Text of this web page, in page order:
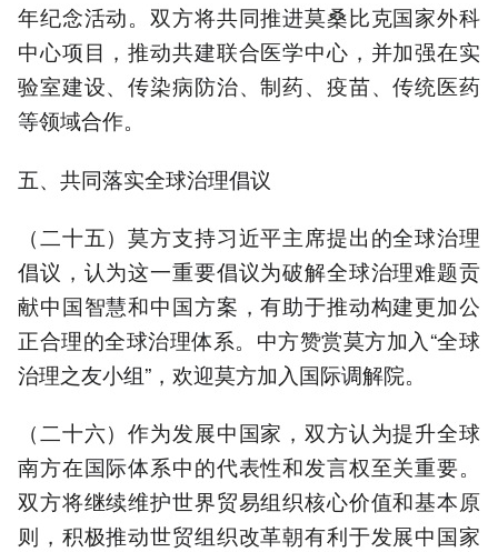
年纪念活动。双方将共同推进莫桑比克国家外科
中心项目，推动共建联合医学中心，并加强在实
验室建设、传染病防治、制药、疫苗、传统医药
等领域合作。
五、共同落实全球治理倡议
（二十五）莫方支持习近平主席提出的全球治理
倡议，认为这一重要倡议为破解全球治理难题贡
献中国智慧和中国方案，有助于推动构建更加公
正合理的全球治理体系。中方赞赏莫方加入“全球
治理之友小组”，欢迎莫方加入国际调解院。
（二十六）作为发展中国家，双方认为提升全球
南方在国际体系中的代表性和发言权至关重要。
双方将继续维护世界贸易组织核心价值和基本原
则，积极推动世贸组织改革朝有利于发展中国家